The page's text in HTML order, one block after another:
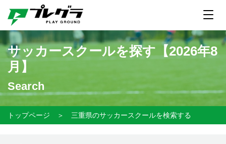
サッカースクールを探す【2026年8
月】
Search
トップページ ＞ 三重県のサッカースクールを検索する